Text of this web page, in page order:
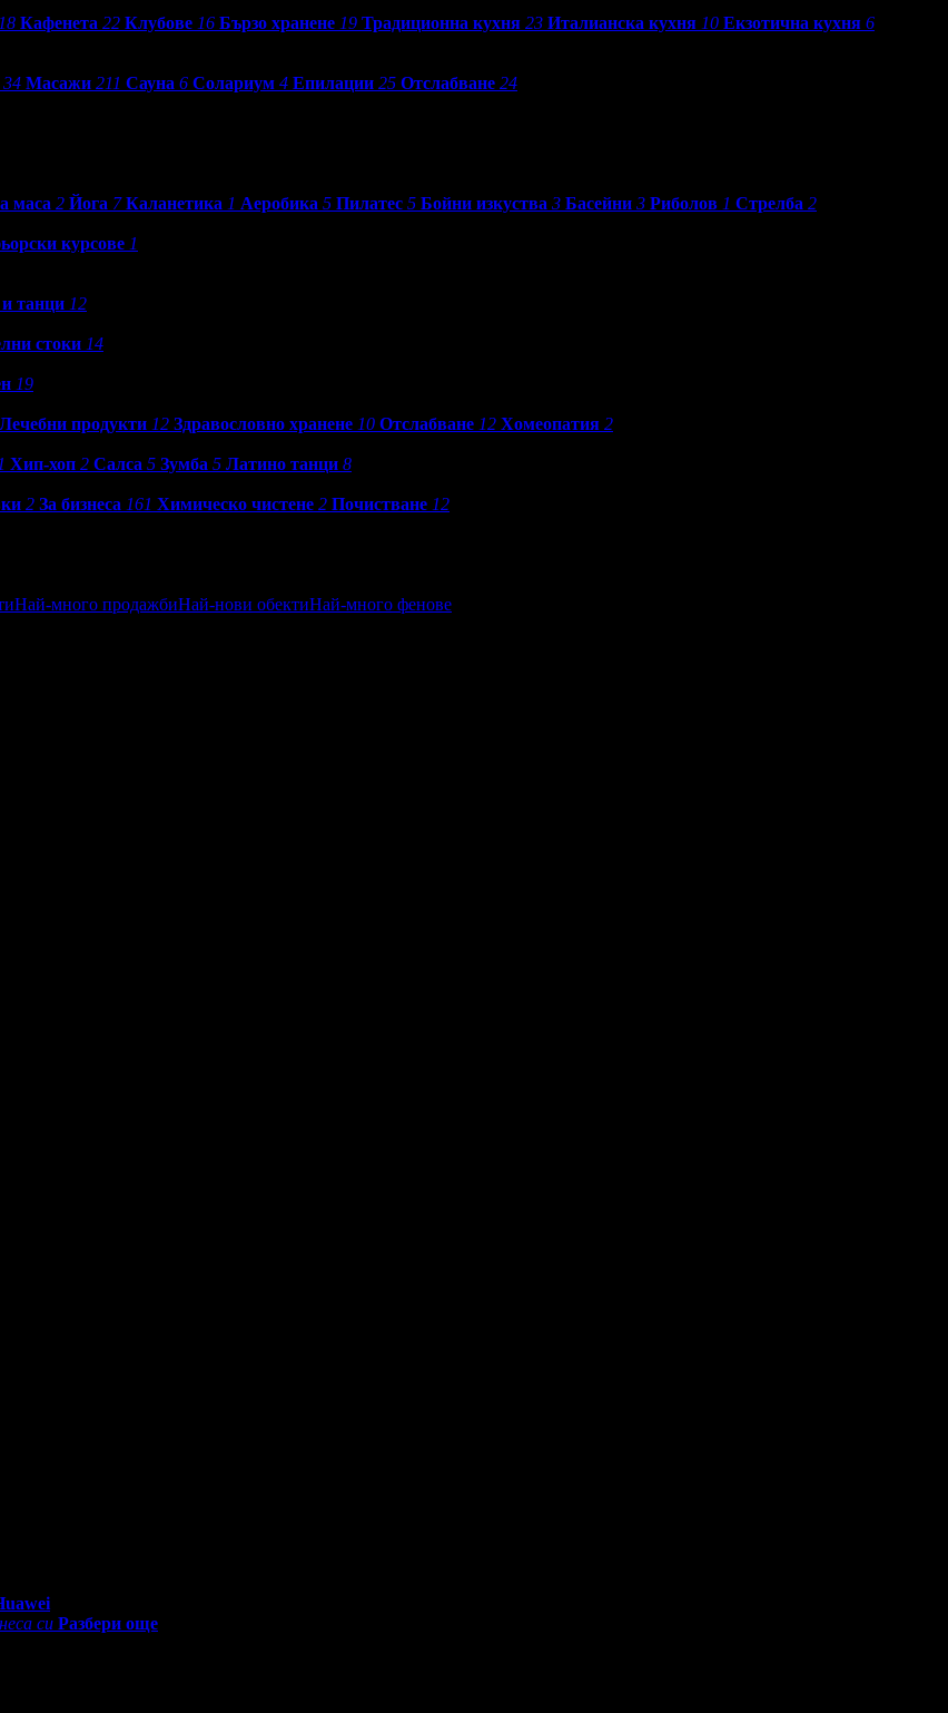
18 Кафенета 22 Клубове 16 Бързо хранене 19 Традиционна кухня 23 Италианска кухня 10 Екзотична кухня 6
34 Масажи 211 Сауна 6 Солариум 4 Епилации 25 Отслабване 24
маса 2 Йога 7 Каланетика 1 Аеробика 5 Пилатес 5 Бойни изкуства 3 Басейни 3 Риболов 1 Стрелба 2
курсове 1
танци 12
стоки 14
19
Лечебни продукти 12 Здравословно хранене 10 Отслабване 12 Хомеопатия 2
1 Хип-хоп 2 Салса 5 Зумба 5 Латино танци 8
2 За бизнеса 161 Химическо чистене 2 Почистване 12
Най-много продажбиНай-нови обектиНай-много фенове
си Разбери още